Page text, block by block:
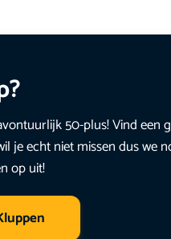
50-plus! Vind een
je echt niet missen dus
op uit!